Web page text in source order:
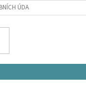
ÚDAJŮ